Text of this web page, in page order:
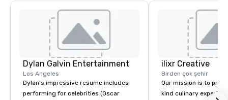
Dylan Galvin Entertainment
Los Angeles
Dylan’s impressive resume includes
performing for celebrities (Oscar
ilixr Creative
Birden çok şehir
Our mission is to
kind culinary